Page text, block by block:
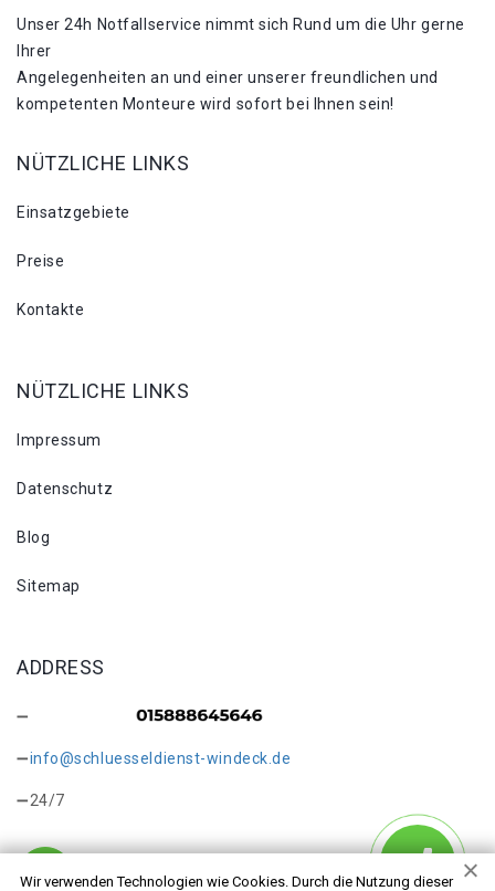
Wir verwenden Technologien wie Cookies. Durch die Nutzung dieser
Unser 24h Notfallservice nimmt sich Rund um die Uhr gerne
Ihrer
Angelegenheiten an und einer unserer freundlichen und
kompetenten Monteure wird sofort bei Ihnen sein!
NÜTZLICHE LINKS
Einsatzgebiete
Preise
Kontakte
NÜTZLICHE LINKS
Impressum
Datenschutz
Blog
Sitemap
ADDRESS
info@schluesseldienst-windeck.de
24/7